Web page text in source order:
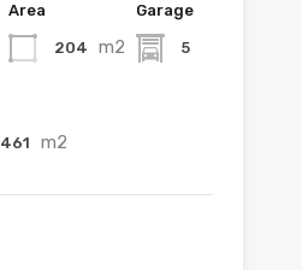
Area
204 m2
Garage
5
461 m2